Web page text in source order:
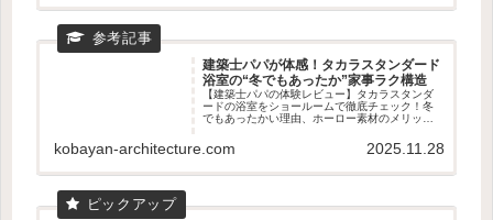
建築士パパが体感！タカラスタンダード
浴室の“冬でもあったか”家事ラク構造
【建築士パパの体験レビュー】タカラスタンダ
ードの浴室をショールームで徹底チェック！冬
でもあったかい理由、ホーロー素材のメリッ
で詳しく解説。寒いお風呂を快適にしたい人必
見のPR記事です。
kobayan-architecture.com 2025.11.28